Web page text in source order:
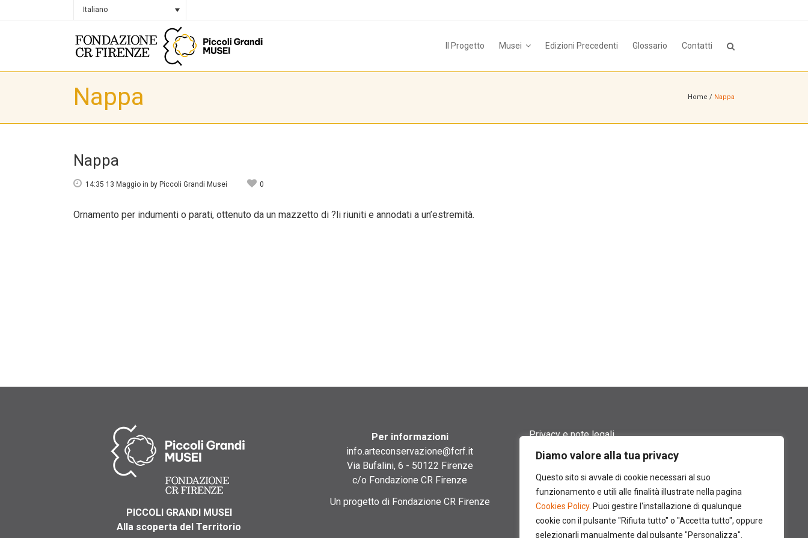
Diamo valore alla tua privacy
Questo sito si avvale di cookie necessari al suo
funzionamento e utili alle finalità illustrate nella pagina
Cookies Policy. Puoi gestire l'installazione di qualunque
cookie con il pulsante "Rifiuta tutto" o "Accetta tutto", oppure
selezionarli manualmente dal pulsante "Personalizza".
Italiano
Il Progetto Musei Edizioni Precedenti Glossario Contatti
Nappa Home / Nappa
Nappa
14:35 13 Maggio in by Piccoli Grandi Musei 0
Ornamento per indumenti o parati, ottenuto da un mazzetto di ?li riuniti e annodati a un’estremità.
PICCOLI GRANDI MUSEI
Alla scoperta del Territorio
Per informazioni
info.arteconservazione@fcrf.it
Via Bufalini, 6 - 50122 Firenze
c/o Fondazione CR Firenze
Un progetto di Fondazione CR Firenze
Privacy e note legali
Termini di utilizzo
Cookie policy
Contatti